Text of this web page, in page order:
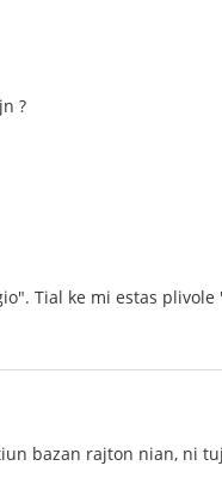
?
Tial ke mi estas
bazan rajton nian, ni